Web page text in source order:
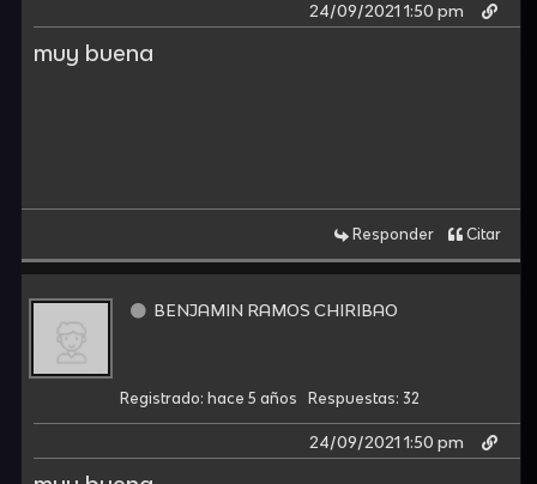
24/09/2021 1:50 pm
muy buena
Responder Citar
BENJAMIN RAMOS CHIRIBAO
Registrado: hace 5 años Respuestas: 32
24/09/2021 1:50 pm